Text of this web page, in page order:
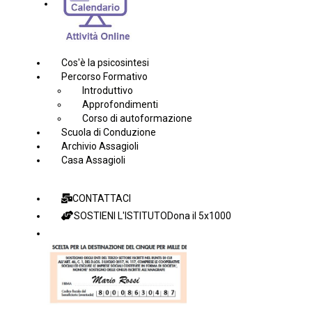
Cos'è la psicosintesi
Percorso Formativo
Introduttivo
Approfondimenti
Corso di autoformazione
Scuola di Conduzione
Archivio Assagioli
Casa Assagioli
CONTATTACI
SOSTIENI L'ISTITUTODona il 5x1000